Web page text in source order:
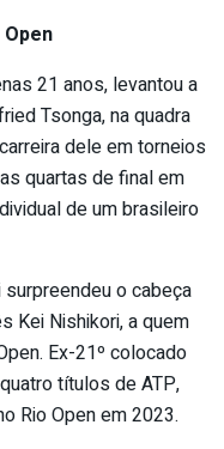
21 anos, levantou a
Tsonga, na quadra
dele em torneios
quartas de final em
de um brasileiro
o cabeça
Kei Nishikori, a quem
Ex-21º colocado
títulos de ATP,
Rio Open em 2023.